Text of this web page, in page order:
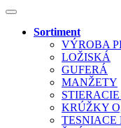
Sortiment
VÝROBA
LOŽISKÁ
GUFERÁ
MANŽETY
KRÚŽKY
TESNIACE